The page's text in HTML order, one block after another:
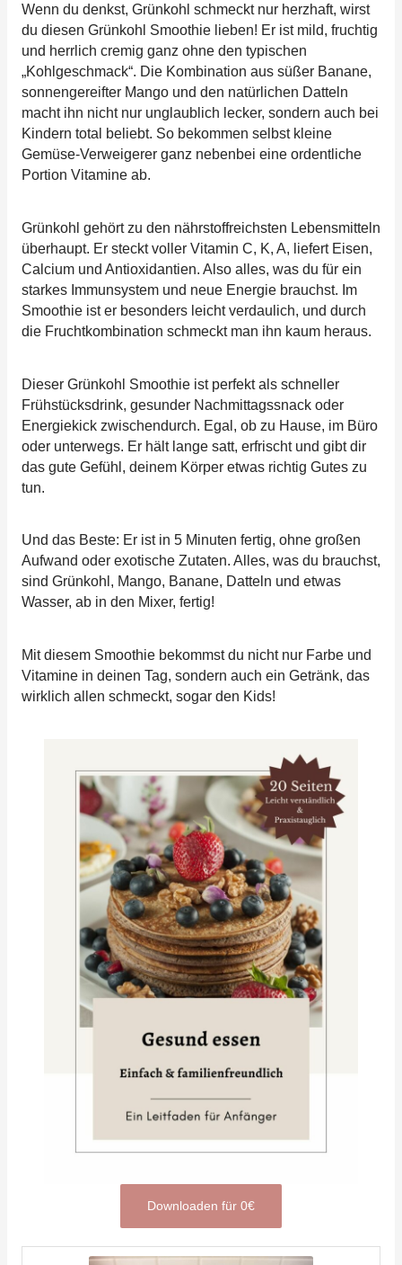
Wenn du denkst, Grünkohl schmeckt nur herzhaft, wirst
du diesen Grünkohl Smoothie lieben! Er ist mild, fruchtig
und herrlich cremig ganz ohne den typischen
„Kohlgeschmack“. Die Kombination aus süßer Banane,
sonnengereifter Mango und den natürlichen Datteln
macht ihn nicht nur unglaublich lecker, sondern auch bei
Kindern total beliebt. So bekommen selbst kleine
Gemüse-Verweigerer ganz nebenbei eine ordentliche
Portion Vitamine ab.
Grünkohl gehört zu den nährstoffreichsten Lebensmitteln
überhaupt. Er steckt voller Vitamin C, K, A, liefert Eisen,
Calcium und Antioxidantien. Also alles, was du für ein
starkes Immunsystem und neue Energie brauchst. Im
Smoothie ist er besonders leicht verdaulich, und durch
die Fruchtkombination schmeckt man ihn kaum heraus.
Dieser Grünkohl Smoothie ist perfekt als schneller
Frühstücksdrink, gesunder Nachmittagssnack oder
Energiekick zwischendurch. Egal, ob zu Hause, im Büro
oder unterwegs. Er hält lange satt, erfrischt und gibt dir
das gute Gefühl, deinem Körper etwas richtig Gutes zu
tun.
Und das Beste: Er ist in 5 Minuten fertig, ohne großen
Aufwand oder exotische Zutaten. Alles, was du brauchst,
sind Grünkohl, Mango, Banane, Datteln und etwas
Wasser, ab in den Mixer, fertig!
Mit diesem Smoothie bekommst du nicht nur Farbe und
Vitamine in deinen Tag, sondern auch ein Getränk, das
wirklich allen schmeckt, sogar den Kids!
Downloaden für 0€